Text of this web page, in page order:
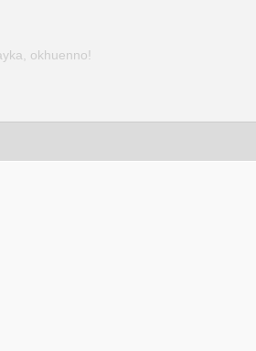
okhuenno!